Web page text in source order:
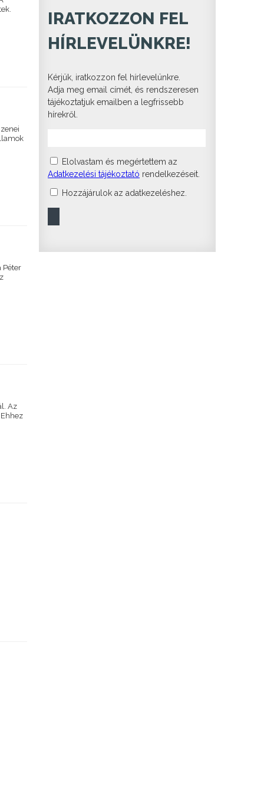
Péter
Az
IRATKOZZON FEL
HÍRLEVELÜNKRE!
Kérjük, iratkozzon fel hírlevelünkre.
Adja meg email címét, és rendszeresen
tájékoztatjuk emailben a legfrissebb
hírekről.
Elolvastam és megértettem az
Adatkezelési tájékoztató rendelkezéseit.
Hozzájárulok az adatkezeléshez.